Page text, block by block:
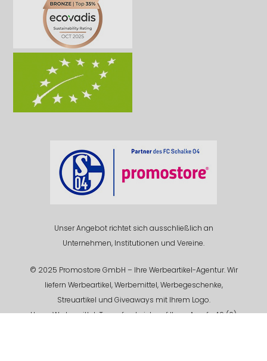
Unser Angebot richtet sich ausschließlich an
Unternehmen, Institutionen und Vereine.
© 2025 Promostore GmbH – Ihre Werbeartikel-Agentur. Wir
liefern Werbeartikel, Werbemittel, Werbegeschenke,
Streuartikel und Giveaways mit Ihrem Logo.
Unser Werbemittel-Team freut sich auf Ihren Anruf +49 (0)